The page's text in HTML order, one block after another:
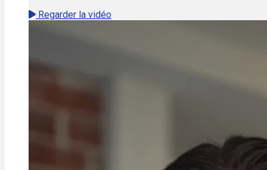
Regarder la vidéo